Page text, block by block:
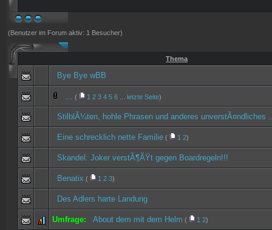
(Benutzer im Forum aktiv: 1 Besucher)
Thema
Bye Bye wBB
... ( 1 2 3 4 5 6 letzte Seite)
StilblÃ¼ten, hohle Phrasen und anderes unverstÃ¤ndliches
Eine schrecklich nette Familie ( 1 2)
Skandel: Joker verstÃ¶ÃŸt gegen Boardregeln!!!
Benatix ( 1 2 3)
Des Adlers harte Landung
Umfrage: About dem mit dem Helm ( 1 2)